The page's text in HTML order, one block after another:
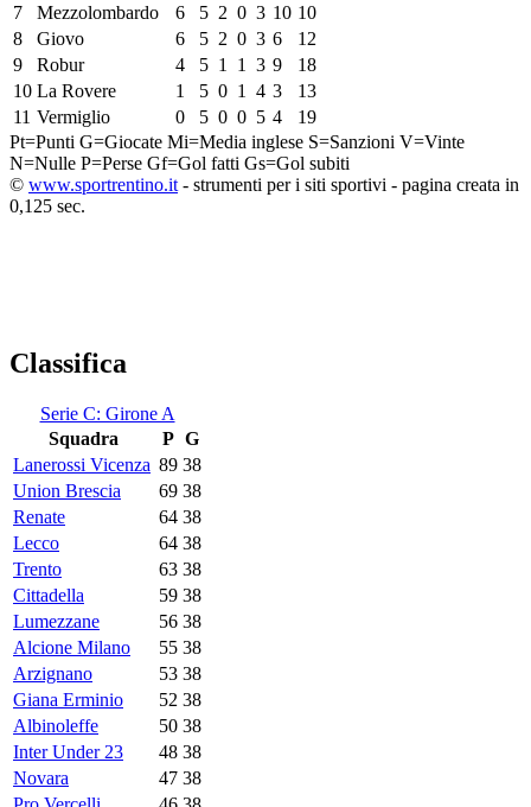
7
Mezzolombardo 6 5 2 0 3 10 10
8
Giovo 6 5 2 0 3 6
12
9
Robur 4 5 1 1 3 9
18
10 La Rovere 1 5 0 1 4 3
13
11 Vermiglio 0 5 0 0 5 4
19
Pt=Punti G=Giocate Mi=Media inglese S=Sanzioni V=Vinte
N=Nulle P=Perse Gf=Gol fatti Gs=Gol subiti
© www.sportrentino.it - strumenti per i siti sportivi - pagina creata in
0,125 sec.
Classifica
Serie C: Girone A
Squadra
P G
Lanerossi Vicenza 89 38
Union Brescia
69 38
Renate
64 38
Lecco
64 38
Trento
63 38
Cittadella
59 38
Lumezzane
56 38
Alcione Milano
55 38
Arzignano
53 38
Giana Erminio
52 38
Albinoleffe
50 38
Inter Under 23
48 38
Novara
47 38